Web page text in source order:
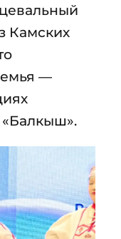
Камских
—